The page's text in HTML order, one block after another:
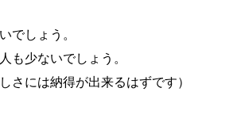
でしょう。
も少ないでしょう。
さには納得が出来るはずです）